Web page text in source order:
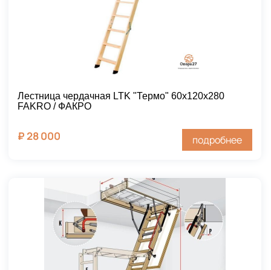
Лестница чердачная LTK "Термо" 60х120х280
FAKRO / ФАКРО
₽28 000 подробнее